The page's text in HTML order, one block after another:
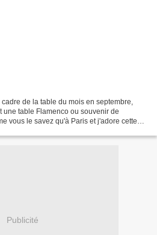
de la table du mois en septembre,
table Flamenco ou souvenir de
vous le savez qu'à Paris et j'adore cette
Publicité